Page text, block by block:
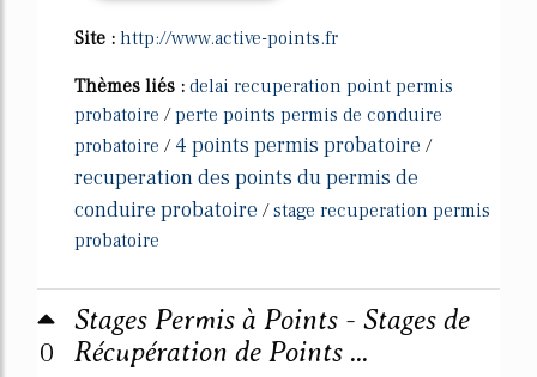
Site : http://www.active-points.fr
Thèmes liés : delai recuperation point permis
probatoire /perte points permis de conduire
probatoire / 4 points permis probatoire /
recuperation des points du permis de
conduire probatoire /stage recuperation permis
probatoire
0
Stages Permis à Points - Stages de
Récupération de Points ...